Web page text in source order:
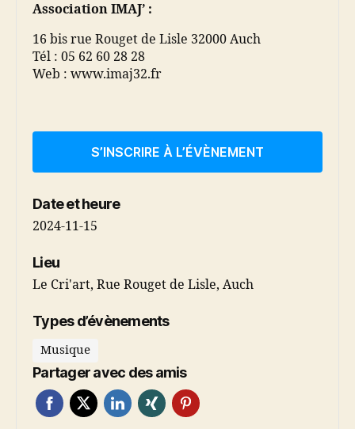
Association IMAJ’ :
16 bis rue Rouget de Lisle 32000 Auch
Tél : 05 62 60 28 28
Web : www.imaj32.fr
S’INSCRIRE À L’ÉVÈNEMENT
Date et heure
2024-11-15
Lieu
Le Cri'art, Rue Rouget de Lisle, Auch
Types d’évènements
Musique
Partager avec des amis